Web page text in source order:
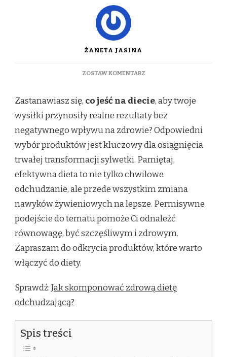
ŻANETA JASINA
ZOSTAW KOMENTARZDO
NA
DIECIE?
PRODUKTY,
KTÓRE
WARTO
DOŁĄCZYĆ
DO
DIETY
Zastanawiasz się, co jeść na diecie, aby twoje
wysiłki przynosiły realne rezultaty bez
negatywnego wpływu na zdrowie? Odpowiedni
wybór produktów jest kluczowy dla osiągnięcia
trwałej transformacji sylwetki. Pamiętaj,
efektywna dieta to nie tylko chwilowe
odchudzanie, ale przede wszystkim zmiana
nawyków żywieniowych na lepsze. Permisywne
podejście do tematu pomoże Ci odnaleźć
równowagę, być szczęśliwym i zdrowym.
Zapraszam do odkrycia produktów, które warto
włączyć do diety.
Sprawdź:Jak skomponować zdrową dietę
odchudzającą?
Spis treści